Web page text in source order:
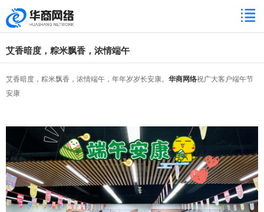
艾香暗度，粽米飘香，浓情端午
艾香暗度，粽米飘香，浓情端午，年年岁岁长安康。 华商网络祝广大客户端午节
安康